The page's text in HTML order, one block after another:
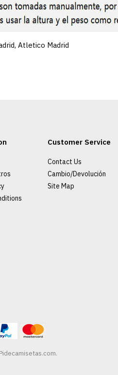
, Atletico Madrid
Customer Service
Contact Us
Cambio/Devolución
Site Map
.